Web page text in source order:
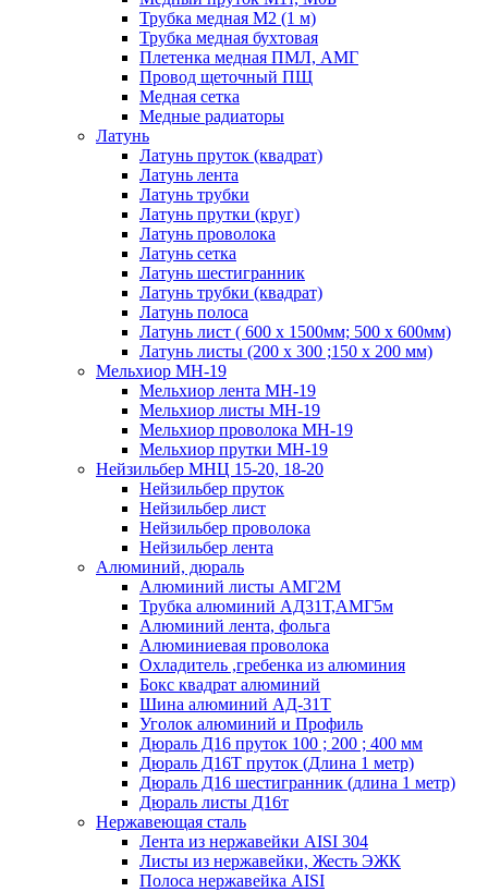
Трубка медная М2 (1 м)
Трубка медная бухтовая
Плетенка медная ПМЛ, АМГ
Провод щеточный ПЩ
Медная сетка
Медные радиаторы
Латунь
Латунь пруток (квадрат)
Латунь лента
Латунь трубки
Латунь прутки (круг)
Латунь проволока
Латунь сетка
Латунь шестигранник
Латунь трубки (квадрат)
Латунь полоса
Латунь лист ( 600 х 1500мм; 500 х 600мм)
Латунь листы (200 х 300 ;150 х 200 мм)
Мельхиор МН-19
Мельхиор лента МН-19
Мельхиор листы МН-19
Мельхиор проволока МН-19
Мельхиор прутки МН-19
Нейзильбер МНЦ 15-20, 18-20
Нейзильбер пруток
Нейзильбер лист
Нейзильбер проволока
Нейзильбер лента
Алюминий, дюраль
Алюминий листы АМГ2М
Трубка алюминий АД31Т,АМГ5м
Алюминий лента, фольга
Алюминиевая проволока
Охладитель ,гребенка из алюминия
Бокс квадрат алюминий
Шина алюминий АД-31Т
Уголок алюминий и Профиль
Дюраль Д16 пруток 100 ; 200 ; 400 мм
Дюраль Д16Т пруток (Длина 1 метр)
Дюраль Д16 шестигранник (длина 1 метр)
Дюраль листы Д16т
Нержавеющая сталь
Лента из нержавейки AISI 304
Листы из нержавейки, Жесть ЭЖК
Полоса нержавейка АISI